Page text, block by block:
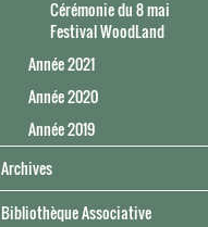
Cérémonie du 8 mai
Festival WoodLand
Année 2021
Année 2020
Année 2019
Archives
Bibliothèque Associative